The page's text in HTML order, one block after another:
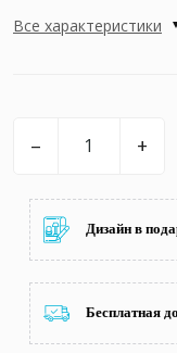
Все характеристики
– +
Дизайн в
Бесплатная